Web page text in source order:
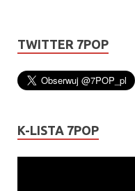
TWITTER 7POP
K-LISTA 7POP